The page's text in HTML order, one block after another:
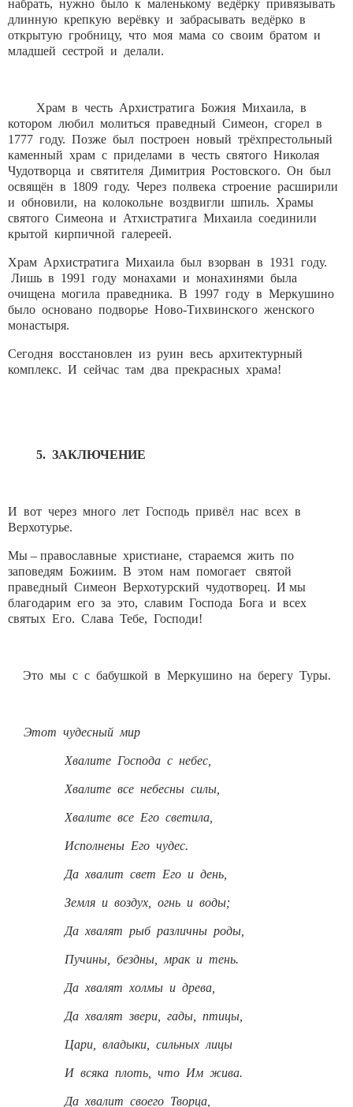
набрать, нужно было к маленькому ведёрку привязывать
длинную крепкую верёвку и забрасывать ведёрко в
открытую гробницу, что моя мама со своим братом и
младшей сестрой и делали.
Храм в честь Архистратига Божия Михаила, в
котором любил молиться праведный Симеон, сгорел в
1777 году. Позже был построен новый трёхпрестольный
каменный храм с приделами в честь святого Николая
Чудотворца и святителя Димитрия Ростовского. Он был
освящён в 1809 году. Через полвека строение расширили
и обновили, на колокольне воздвигли шпиль. Храмы
святого Симеона и Атхистратига Михаила соединили
крытой кирпичной галереей.
Храм Архистратига Михаила был взорван в 1931 году.
Лишь в 1991 году монахами и монахинями была
очищена могила праведника. В 1997 году в Меркушино
было основано подворье Ново-Тихвинского женского
монастыря.
Сегодня восстановлен из руин весь архитектурный
комплекс. И сейчас там два прекрасных храма!
5. ЗАКЛЮЧЕНИЕ
И вот через много лет Господь привёл нас всех в
Верхотурье.
Мы – православные христиане, стараемся жить по
заповедям Божиим. В этом нам помогает святой
праведный Симеон Верхотурский чудотворец. И мы
благодарим его за это, славим Господа Бога и всех
святых Его. Слава Тебе, Господи!
Это мы с с бабушкой в Меркушино на берегу Туры.
Этот чудесный мир
Хвалите Господа с небес,
Хвалите все небесны силы,
Хвалите все Его светила,
Исполнены Его чудес.
Да хвалит свет Его и день,
Земля и воздух, огнь и воды;
Да хвалят рыб различны роды,
Пучины, бездны, мрак и тень.
Да хвалят холмы и древа,
Да хвалят звери, гады, птицы,
Цари, владыки, сильных лицы
И всяка плоть, что Им жива.
Да хвалит своего Творца,